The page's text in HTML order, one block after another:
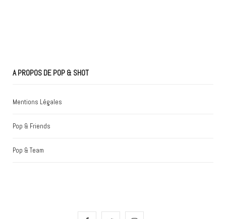
A PROPOS DE POP & SHOT
Mentions Légales
Pop & Friends
Pop & Team